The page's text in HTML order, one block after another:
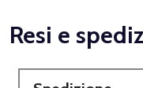
Resi e